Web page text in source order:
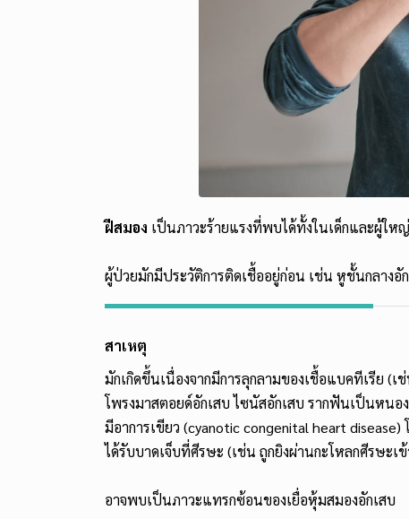
ฝีสมอง เป็นภาวะร้ายแรงที่พบได้ทั้งในเด็กและผู้ใหญ่
ผู้ป่วยมักมีประวัติการติดเชื้ออยู่ก่อน เช่น หูชั้นกลางอั
สาเหตุ
มักเกิดขึ้นเนื่องจากมีการลุกลามของเชื้อแบคทีเรีย (
โพรงมาสตอยด์อักเสบ ไซนัสอักเสบ รากฟันเป็นหนอ
มีอาการเขียว (cyanotic congenital heart
ได้รับบาดเจ็บที่ศีรษะ (เช่น ถูกยิงผ่านกะโหลกศีรษะ
อาจพบเป็นภาวะแทรกซ้อนของเยื่อหุ้มสมองอักเสบ